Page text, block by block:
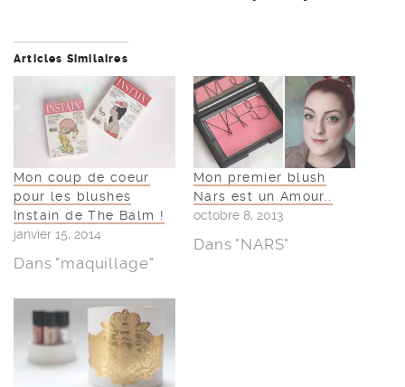
Articles Similaires
Mon coup de coeur
pour les blushes
Instain de The Balm !
janvier 15, 2014
Dans "maquillage"
Mon premier blush
Nars est un Amour..
octobre 8, 2013
Dans "NARS"